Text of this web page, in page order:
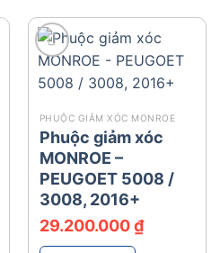
add
PHUỘC GIẢM XÓC MONROE
Phuộc giảm xóc
MONROE –
PEUGOET 5008 /
3008, 2016+
29.200.000₫